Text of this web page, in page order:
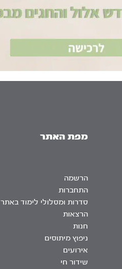
מפת האתר
הרשמה
התחברות
סדרות ומסלולי לימוד באתר
הרצאות
חנות
ניפוץ מיתוסים
אירועים
שידור חי